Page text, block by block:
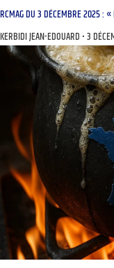
RCMAG DU 3 DÉCEMBRE 2025 : «
KERBIDI JEAN-EDOUARD 3